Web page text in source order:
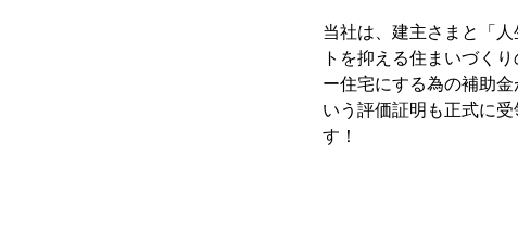
当社は、建主さまと「
トを抑える住まいづく
ー住宅にする為の補助
いう評価証明も正式に
す！